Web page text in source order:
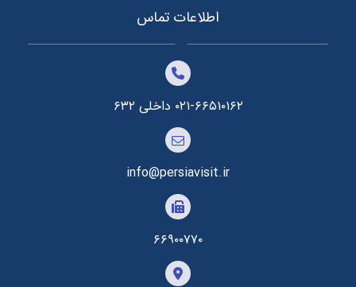
اطلاعات تماس
۰۲۱-۶۶۵۱۰۱۶۲ داخلی ۶۳۲
info@persiavisit.ir
۶۶۹۰۰۷۷۰